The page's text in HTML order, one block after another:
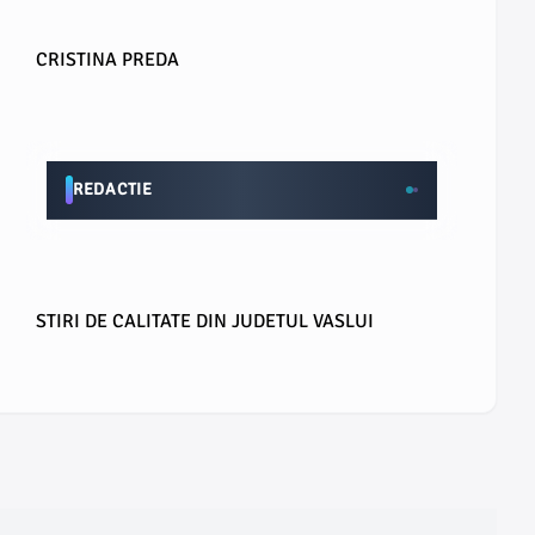
CRISTINA PREDA
REDACTIE
STIRI DE CALITATE DIN JUDETUL VASLUI